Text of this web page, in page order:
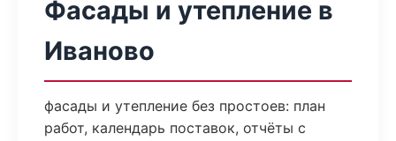
Фасады и утепление в
Иваново
фасады и утепление без простоев: план
работ, календарь поставок, отчёты с